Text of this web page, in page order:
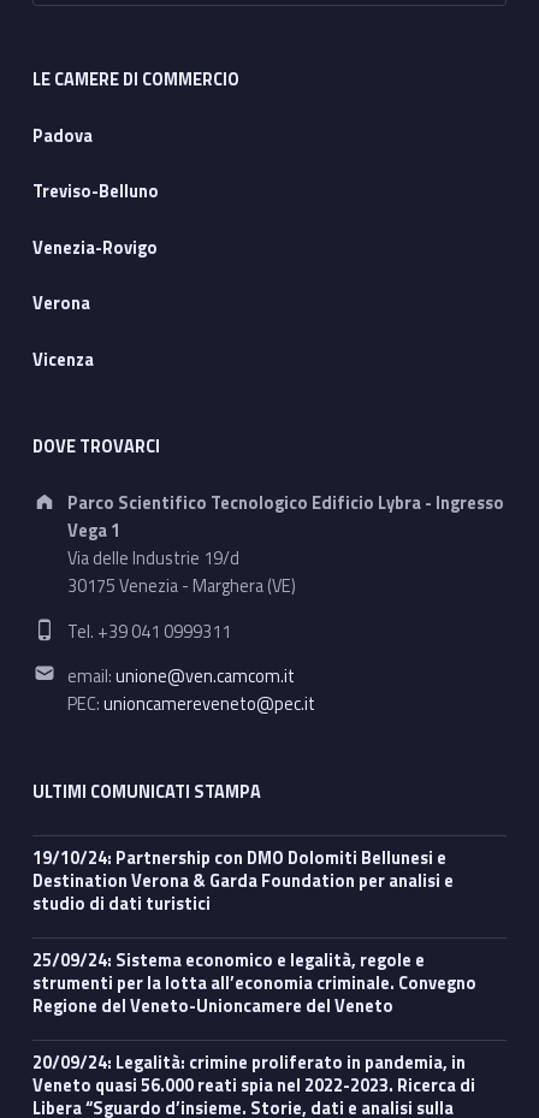
LE CAMERE DI COMMERCIO
Padova
Treviso-Belluno
Venezia-Rovigo
Verona
Vicenza
DOVE TROVARCI
Address:
Parco Scientifico Tecnologico Edificio Lybra - Ingresso
Vega 1
Via delle Industrie 19/d
30175 Venezia - Marghera (VE)
Phone number:
Tel. +39 041 0999311
Email address:
email:unione@ven.camcom.it
PEC:unioncamereveneto@pec.it
ULTIMI COMUNICATI STAMPA
19/10/24: Partnership con DMO Dolomiti Bellunesi e
Destination Verona & Garda Foundation per analisi e
studio di dati turistici
25/09/24: Sistema economico e legalità, regole e
strumenti per la lotta all’economia criminale. Convegno
Regione del Veneto-Unioncamere del Veneto
20/09/24: Legalità: crimine proliferato in pandemia, in
Veneto quasi 56.000 reati spia nel 2022-2023. Ricerca di
Libera “Sguardo d’insieme. Storie, dati e analisi sulla